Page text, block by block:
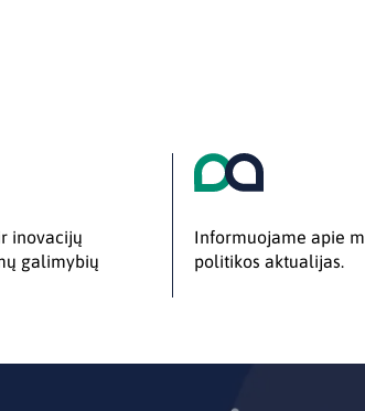
inovacijų
galimybių
Informuojame apie
politikos aktualijas.